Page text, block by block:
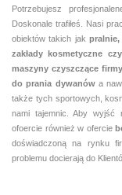
Potrzebujesz
Doskonale trafiłeś. Nasi
obiektów takich jak pralnie,
zakłady kosmetyczne
maszyny czyszczące
do prania dywanów a
także tych sportowych,
nami tajemnic. Aby wyjść
ofoercie również w ofercie
doświadczoną na rynku
problemu docierają do